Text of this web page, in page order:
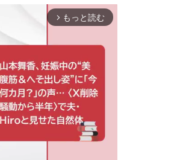
arrow_forward_ios もっと読む